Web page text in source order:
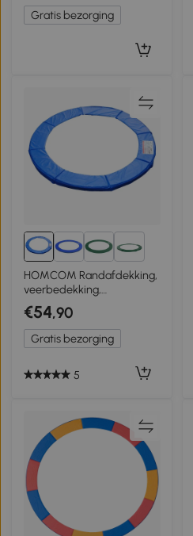
Blauw
Gratis bezorging
2+
HOMCOM Randafdekking,
veerbedekking,
randbescherming voor
trampoline 305 cm
€54,90
Gratis bezorging
5